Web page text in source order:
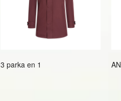
3 parka en 1